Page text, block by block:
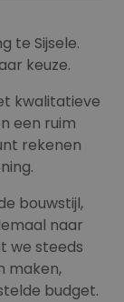
te Sijsele.
keuze.
kwalitatieve
een ruim
rekenen
bouwstijl,
naar
we steeds
maken,
budget.